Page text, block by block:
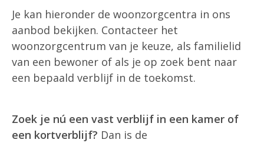
Je kan hieronder de woonzorgcentra in ons
aanbod bekijken. Contacteer het
woonzorgcentrum van je keuze, als familielid
van een bewoner of als je op zoek bent naar
een bepaald verblijf in de toekomst.
Zoek je nú een vast verblijf in een kamer of
een kortverblijf? Dan is de